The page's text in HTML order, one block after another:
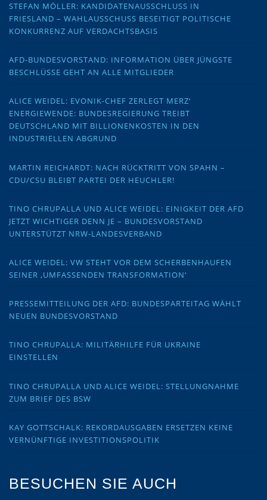
STEFAN MÖLLER: KANDIDATENAUSSCHLUSS IN
FRIESLAND – WAHLAUSSCHUSS BESEITIGT POLITISCHE
KONKURRENZ AUF VERDACHTSBASIS
AFD-BUNDESVORSTAND: INFORMATION ÜBER JÜNGSTE
BESCHLÜSSE GEHT AN ALLE MITGLIEDER
ALICE WEIDEL: EVONIK-CHEF ZERLEGT MERZ‘
ENERGIEWENDE: BUNDESREGIERUNG TREIBT
DEUTSCHLAND MIT BILLIONENKOSTEN IN DEN
INDUSTRIELLEN ABGRUND
MARTIN REICHARDT: NACH RÜCKTRITT VON SPAHN –
CDU/CSU BLEIBT PARTEI DER HEUCHLER!
TINO CHRUPALLA UND ALICE WEIDEL: EINIGKEIT DER AFD
JETZT WICHTIGER DENN JE – BUNDESVORSTAND
UNTERSTÜTZT NRW-LANDESVERBAND
ALICE WEIDEL: VW STEHT VOR DEM SCHERBENHAUFEN
SEINER ‚UMFASSENDEN TRANSFORMATION‘
PRESSEMITTEILUNG DER AFD: BUNDESPARTEITAG WÄHLT
NEUEN BUNDESVORSTAND
TINO CHRUPALLA: MILITÄRHILFE FÜR UKRAINE
EINSTELLEN
TINO CHRUPALLA UND ALICE WEIDEL: STELLUNGNAHME
ZUM BRIEF DES BSW
KAY GOTTSCHALK: REKORDAUSGABEN ERSETZEN KEINE
VERNÜNFTIGE INVESTITIONSPOLITIK
BESUCHEN SIE AUCH